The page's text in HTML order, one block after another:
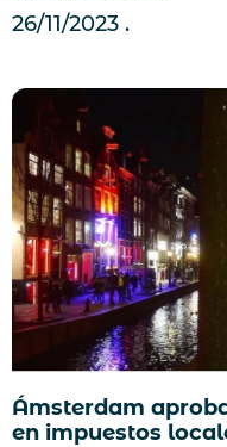
26/11/2023
Ámsterdam
en impuestos